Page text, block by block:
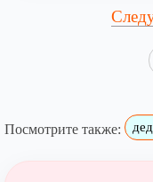
Посмотрите также: